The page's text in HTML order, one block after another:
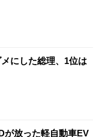
にした総理、1位は
が放った軽自動車EV